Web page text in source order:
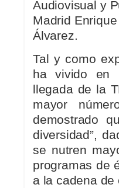
Audiovisual y
Madrid
Álvarez.
Tal y como
ha vivido en
llegada de la
mayor
demostrado
diversidad”,
se nutren
programas de
a la cadena de